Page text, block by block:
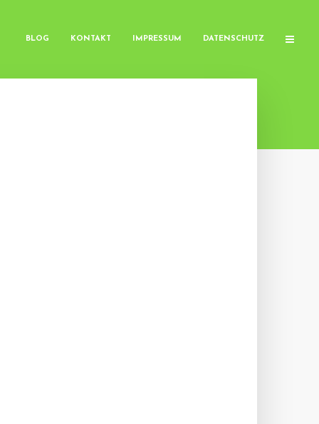
BLOG KONTAKT IMPRESSUM DATENSCHUTZ